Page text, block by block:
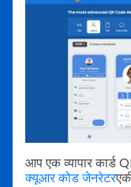
आप एक व्यापार कार्ड
क्यूआर कोड जेनरेटर